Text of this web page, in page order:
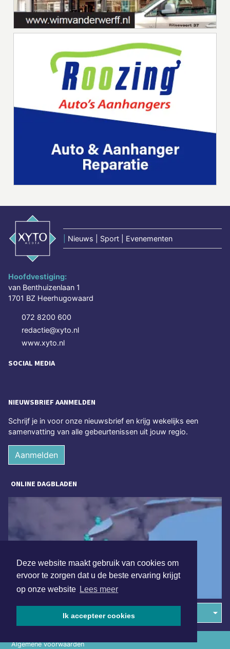
Deze website maakt gebruik van cookies om
ervoor te zorgen dat u de beste ervaring krijgt
op onze website Lees meer
Ik accepteer cookies
Nieuws | Sport | Evenementen
Hoofdvestiging:
van Benthuizenlaan 1
1701 BZ Heerhugowaard
072 8200 600
redactie@xyto.nl
www.xyto.nl
SOCIAL MEDIA
NIEUWSBRIEF AANMELDEN
Schrijf je in voor onze nieuwsbrief en krijg wekelijks een
samenvatting van alle gebeurtenissen uit jouw regio.
Aanmelden
ONLINE DAGBLADEN
Overige dagbladen in de regio
Algemene voorwaarden